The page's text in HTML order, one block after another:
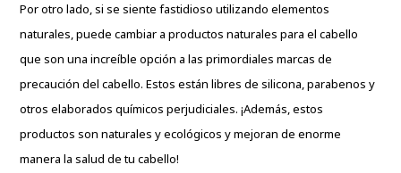
Por otro lado, si se siente fastidioso utilizando elementos
naturales, puede cambiar a productos naturales para el cabello
que son una increíble opción a las primordiales marcas de
precaución del cabello. Estos están libres de silicona, parabenos y
otros elaborados químicos perjudiciales. ¡Además, estos
productos son naturales y ecológicos y mejoran de enorme
manera la salud de tu cabello!